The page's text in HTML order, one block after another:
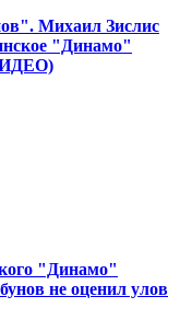
Михаил Зислис
"Динамо"
"Динамо"
не оценил улов